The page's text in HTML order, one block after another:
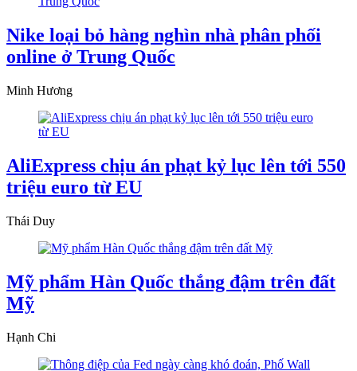
Nike loại bỏ hàng nghìn nhà phân phối
online ở Trung Quốc
Minh Hương
AliExpress chịu án phạt kỷ lục lên tới 550
triệu euro từ EU
Thái Duy
Mỹ phẩm Hàn Quốc thắng đậm trên đất
Mỹ
Hạnh Chi